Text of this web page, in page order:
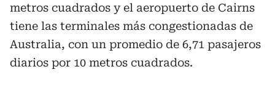
metros cuadrados y el aeropuerto de Cairns
tiene las terminales más congestionadas de
Australia, con un promedio de 6,71 pasajeros
diarios por 10 metros cuadrados.